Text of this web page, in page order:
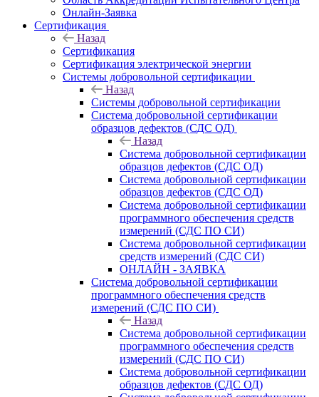
Онлайн-Заявка
Сертификация
Назад
Сертификация
Сертификация электрической энергии
Системы добровольной сертификации
Назад
Системы добровольной сертификации
Система добровольной сертификации
образцов дефектов (СДС ОД)
Назад
Система добровольной сертификации
образцов дефектов (СДС ОД)
Система добровольной сертификации
образцов дефектов (СДС ОД)
Система добровольной сертификации
программного обеспечения средств
измерений (СДС ПО СИ)
Система добровольной сертификации
средств измерений (СДС СИ)
ОНЛАЙН - ЗАЯВКА
Система добровольной сертификации
программного обеспечения средств
измерений (СДС ПО СИ)
Назад
Система добровольной сертификации
программного обеспечения средств
измерений (СДС ПО СИ)
Система добровольной сертификации
образцов дефектов (СДС ОД)